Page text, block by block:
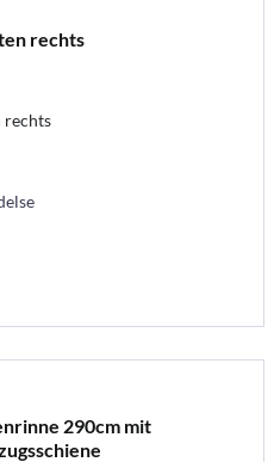
rechts
rechts
290cm mit